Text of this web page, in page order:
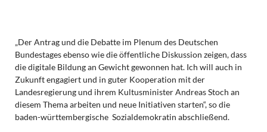
„Der Antrag und die Debatte im Plenum des Deutschen
Bundestages ebenso wie die öffentliche Diskussion zeigen, dass
die digitale Bildung an Gewicht gewonnen hat. Ich will auch in
Zukunft engagiert und in guter Kooperation mit der
Landesregierung und ihrem Kultusminister Andreas Stoch an
diesem Thema arbeiten und neue Initiativen starten“, so die
baden-württembergische Sozialdemokratin abschließend.